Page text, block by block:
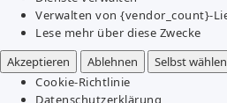
Verwalten von {vendor_count}-
Lese mehr über diese Zwecke
Akzeptieren
Ablehnen Selbst wählen
Cookie-Richtlinie
Datenschutzerklärung